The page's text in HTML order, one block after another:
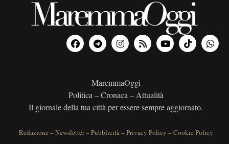
MaremmaOggi
Politica – Cronaca – Attualità
Il giornale della tua città per essere sempre aggiornato.
Redazione –Newsletter–Pubblicità–Privacy Policy –Cookie Policy